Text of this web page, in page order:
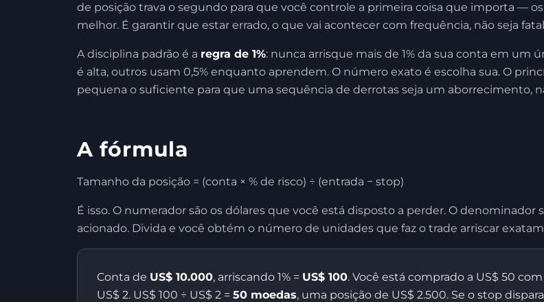
de posição trava o segundo para que você controle a primeira coisa que importa —
melhor. É garantir que estar errado, o que vai acontecer com frequência, não seja
A disciplina padrão é a regra de 1%: nunca arrisque mais de 1% da sua conta em um
é alta, outros usam 0,5% enquanto aprendem. O número exato é escolha sua. O
pequena o suficiente para que uma sequência de derrotas seja um aborrecimento,
A fórmula
Tamanho da posição = (conta × % de risco) ÷ (entrada − stop)
É isso. O numerador são os dólares que você está disposto a perder. O
acionado. Divida e você obtém o número de unidades que faz o trade arriscar
Conta de US$ 10.000, arriscando 1% = US$ 100. Você está comprado a US$ 50
US$ 2. US$ 100 ÷ US$ 2 = 50 moedas, uma posição de US$ 2.500. Se o stop